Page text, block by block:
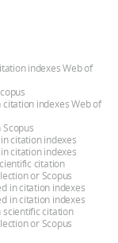
indexes Web of
indexes Web of
citation indexes
citation indexes
citation
or Scopus
in citation indexes
in citation indexes
citation
or Scopus